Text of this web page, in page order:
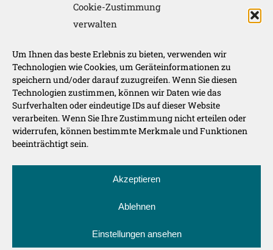
Cookie-Zustimmung
verwalten
Um Ihnen das beste Erlebnis zu bieten, verwenden wir
Technologien wie Cookies, um Geräteinformationen zu
speichern und/oder darauf zuzugreifen. Wenn Sie diesen
Technologien zustimmen, können wir Daten wie das
Surfverhalten oder eindeutige IDs auf dieser Website
verarbeiten. Wenn Sie Ihre Zustimmung nicht erteilen oder
widerrufen, können bestimmte Merkmale und Funktionen
beeinträchtigt sein.
Akzeptieren
Ablehnen
Einstellungen ansehen
Montag-Freitag 10-16 Uhr
Route der Genüsse auf: